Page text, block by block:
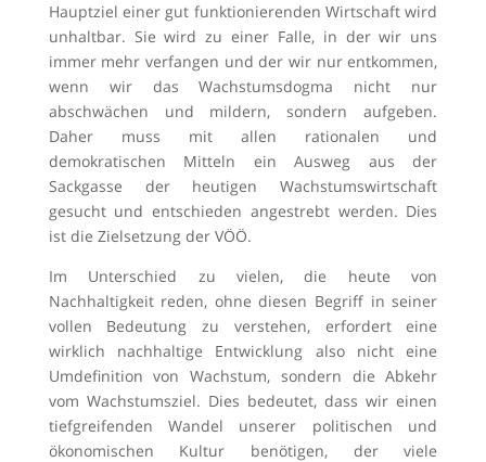
Hauptziel einer gut funktionierenden Wirtschaft wird
unhaltbar. Sie wird zu einer Falle, in der wir uns
immer mehr verfangen und der wir nur entkommen,
wenn wir das Wachstumsdogma nicht nur
abschwächen und mildern, sondern aufgeben.
Daher muss mit allen rationalen und
demokratischen Mitteln ein Ausweg aus der
Sackgasse der heutigen Wachstumswirtschaft
gesucht und entschieden angestrebt werden. Dies
ist die Zielsetzung der VÖÖ.
Im Unterschied zu vielen, die heute von
Nachhaltigkeit reden, ohne diesen Begriff in seiner
vollen Bedeutung zu verstehen, erfordert eine
wirklich nachhaltige Entwicklung also nicht eine
Umdefinition von Wachstum, sondern die Abkehr
vom Wachstumsziel. Dies bedeutet, dass wir einen
tiefgreifenden Wandel unserer politischen und
ökonomischen Kultur benötigen, der viele